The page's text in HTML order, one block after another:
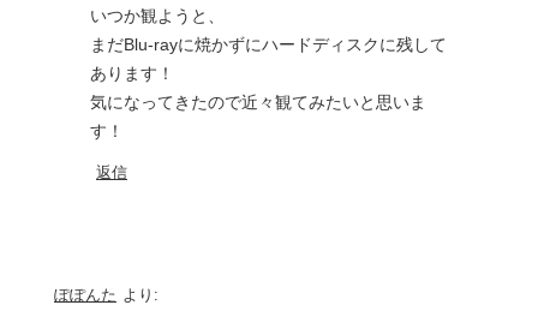
いつか観ようと、
まだBlu-rayに焼かずにハードディスクに残して
あります！
気になってきたので近々観てみたいと思いま
す！
返信
ぽぽんた より: